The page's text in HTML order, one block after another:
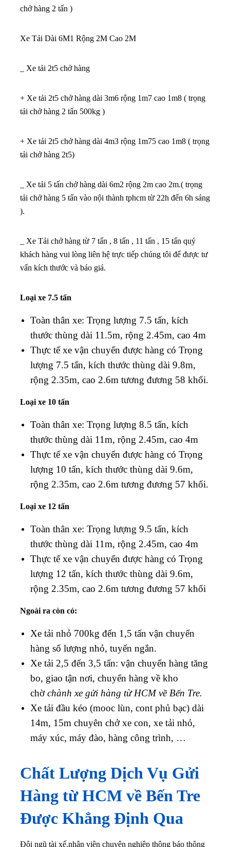
chở hàng 2 tấn )
Xe Tải Dài 6M1 Rộng 2M Cao 2M
_ Xe tải 2t5 chở hàng
+ Xe tải 2t5 chở hàng dài 3m6 rộng 1m7 cao 1m8 ( trọng
tải chở hàng 2 tấn 500kg )
+ Xe tải 2t5 chở hàng dài 4m3 rộng 1m75 cao 1m8 ( trọng
tải chở hàng 2t5)
_ Xe tải 5 tấn chở hàng dài 6m2 rộng 2m cao 2m.( trọng
tải chở hàng 5 tấn vào nội thành tphcm từ 22h đến 6h sáng
).
_ Xe Tải chở hàng từ 7 tấn , 8 tấn , 11 tấn , 15 tấn quý
khách hàng vui lòng liên hệ trực tiếp chúng tôi để được tư
vấn kích thước và báo giá.
Loại xe 7.5 tấn
Toàn thân xe: Trọng lượng 7.5 tấn, kích
thước thùng dài 11.5m, rộng 2.45m, cao 4m
Thực tế xe vận chuyển được hàng có Trọng
lượng 7.5 tấn, kích thước thùng dài 9.8m,
rộng 2.35m, cao 2.6m tương đương 58 khối.
Loại xe 10 tấn
Toàn thân xe: Trọng lượng 8.5 tấn, kích
thước thùng dài 11m, rộng 2.45m, cao 4m
Thực tế xe vận chuyển được hàng có Trọng
lượng 10 tấn, kích thước thùng dài 9.6m,
rộng 2.35m, cao 2.6m tương đương 57 khối.
Loại xe 12 tấn
Toàn thân xe: Trọng lượng 9.5 tấn, kích
thước thùng dài 11m, rộng 2.45m, cao 4m
Thực tế xe vận chuyển được hàng có Trọng
lượng 12 tấn, kích thước thùng dài 9.6m,
rộng 2.35m, cao 2.6m tương đương 57 khối
Ngoài ra còn có:
Xe tải nhỏ 700kg đến 1,5 tấn vận chuyển
hàng số lượng nhỏ, tuyến ngắn.
Xe tải 2,5 đến 3,5 tấn: vận chuyển hàng tăng
bo, giao tận nơi, chuyển hàng về kho
chờchành xe gửi hàng từ HCM về Bến Tre.
Xe tải đầu kéo (mooc lùn, cont phủ bạc) dài
14m, 15m chuyên chở xe con, xe tải nhỏ,
máy xúc, máy đào, hàng công trình, …
Chất Lượng Dịch Vụ Gửi
Hàng từ HCM về Bến Tre
Được Khẳng Định Qua
Đội ngũ tài xế,nhân viên chuyên nghiệp thông báo thông